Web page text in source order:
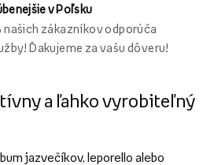
v Poľsku
našich zákazníkov odporúča
Ďakujeme za vašu dôveru!
a ľahko vyrobiteľný
jazvečíkov, leporello alebo